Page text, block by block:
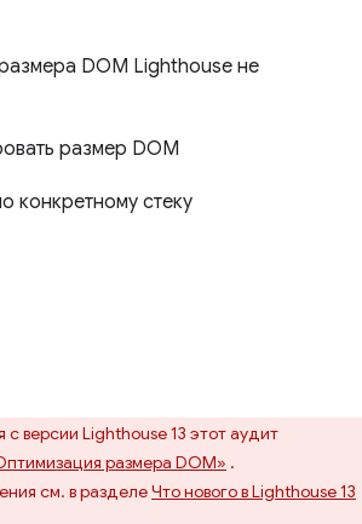
DOM Lighthouse не
размер DOM
конкретному стеку
с версии Lighthouse 13 этот аудит
размера DOM» .
см. в разделеЧто нового в Lighthouse 13